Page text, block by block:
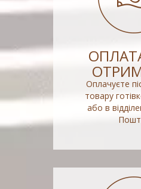
Оплачуєте
товару
або в